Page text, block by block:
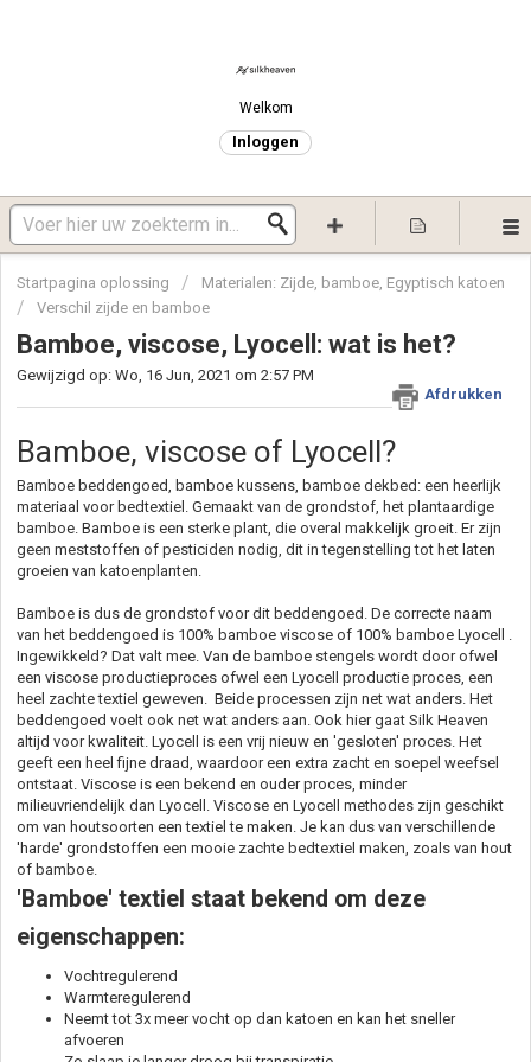
Welkom
Inloggen
Startpagina oplossing
Materialen: Zijde, bamboe, Egyptisch katoen
Verschil zijde en bamboe
Bamboe, viscose, Lyocell: wat is het?
Afdrukken
Gewijzigd op: Wo, 16 Jun, 2021 om 2:57 PM
Bamboe, viscose of Lyocell?
Bamboe beddengoed, bamboe kussens, bamboe dekbed: een heerlijk
materiaal voor bedtextiel. Gemaakt van de grondstof, het plantaardige
bamboe. Bamboe is een sterke plant, die overal makkelijk groeit. Er zijn
geen meststoffen of pesticiden nodig, dit in tegenstelling tot het laten
groeien van katoenplanten.
Bamboe is dus de grondstof voor dit beddengoed. De correcte naam
van het beddengoed is 100% bamboe viscose of 100% bamboe Lyocell .
Ingewikkeld? Dat valt mee. Van de bamboe stengels wordt door ofwel
een viscose productieproces ofwel een Lyocell productie proces, een
heel zachte textiel geweven. Beide processen zijn net wat anders. Het
beddengoed voelt ook net wat anders aan. Ook hier gaat Silk Heaven
altijd voor kwaliteit. Lyocell is een vrij nieuw en 'gesloten' proces. Het
geeft een heel fijne draad, waardoor een extra zacht en soepel weefsel
ontstaat. Viscose is een bekend en ouder proces, minder
milieuvriendelijk dan Lyocell. Viscose en Lyocell methodes zijn geschikt
om van houtsoorten een textiel te maken. Je kan dus van verschillende
'harde' grondstoffen een mooie zachte bedtextiel maken, zoals van hout
of bamboe.
'Bamboe' textiel staat bekend om deze
eigenschappen:
Vochtregulerend
Warmteregulerend
Neemt tot 3x meer vocht op dan katoen en kan het sneller
afvoeren